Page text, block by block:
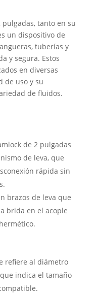
tanto en su
un dispositivo de
tuberías y
y segura. Estos
en diversas
de uso y su
de fluidos.
de 2 pulgadas
de leva, que
rápida sin
brazos de leva que
brida en el acople
refiere al diámetro
indica el tamaño